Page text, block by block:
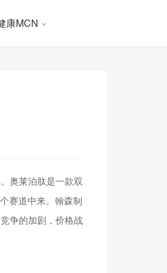
康MCN
奥莱泊肽是一款双
赛道中来。翰森制
争的加剧，价格战